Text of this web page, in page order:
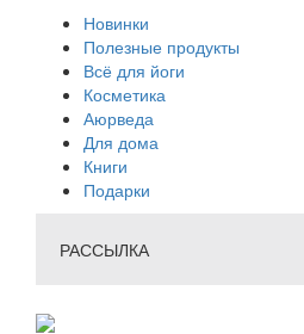
Новинки
Полезные продукты
Всё для йоги
Косметика
Аюрведа
Для дома
Книги
Подарки
РАССЫЛКА